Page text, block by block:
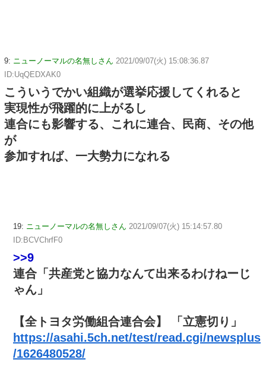
9: ニューノーマルの名無しさん 2021/09/07(火) 15:08:36.87
ID:UqQEDXAK0
こういうでかい組織が選挙応援してくれると
実現性が飛躍的に上がるし
連合にも影響する、これに連合、民商、その他
が
参加すれば、一大勢力になれる
19: ニューノーマルの名無しさん 2021/09/07(火) 15:14:57.80
ID:BCVChrfF0
>>9
連合「共産党と協力なんて出来るわけねーじ
ゃん」
【全トヨタ労働組合連合会】 「立憲切り」
https://asahi.5ch.net/test/read.cgi/newsplus
/1626480528/